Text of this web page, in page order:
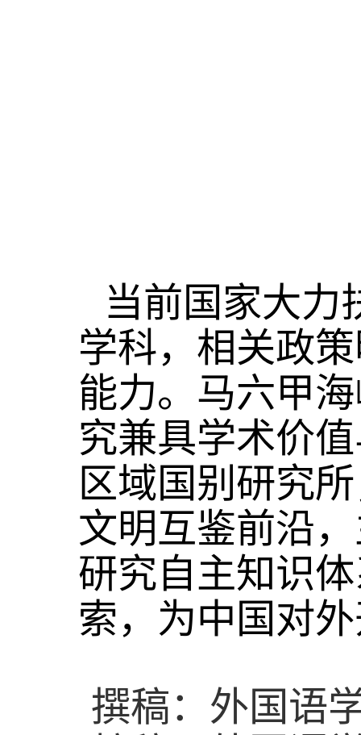
当前国家大力
学科，相关政
能力。马六甲
究兼具学术价
区域国别研究
文明互鉴前沿
研究自主知识
索，为中国对
撰稿：外国语